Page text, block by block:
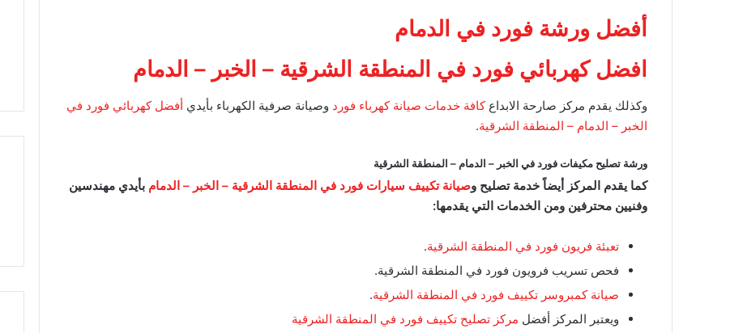
أفضل ورشة فورد في الدمام
افضل كهربائي فورد في المنطقة الشرقية – الخبر – الدمام
وكذلك يقدم مركز صارحة الابداعكافة خدمات صيانة كهرباء فورد وصيانة صرفية الكهرباء بأيدي أفضل كهربائي فورد في
الخبر – الدمام – المنطقة الشرقية.
ورشة تصليح مكيفات فورد في الخبر – الدمام – المنطقة الشرقية
كما يقدم المركز أيضاً خدمة تصليح وصيانة تكييف سيارات فورد في المنطقة الشرقية – الخبر – الدمام بأيدي مهندسين
وفنيين محترفين ومن الخدمات التي يقدمها:
تعبئة فريون فورد في المنطقة الشرقية.
فحص تسريب فرويون فورد في المنطقة الشرقية.
صيانة كمبروسر تكييف فورد في المنطقة الشرقية.
ويعتبر المركز أفضل مركز تصليح تكييف فورد في المنطقة الشرقية